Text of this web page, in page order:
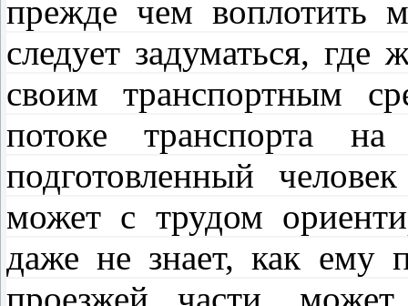
прежде чем воплотить
следует задуматься, где
своим транспортным
потоке транспорта
подготовленный
может с трудом
даже не знает, как ему